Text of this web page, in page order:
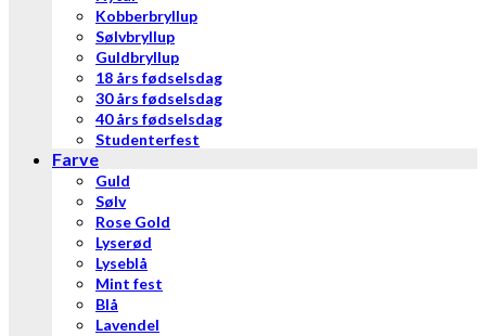
Kobberbryllup
Sølvbryllup
Guldbryllup
18 års fødselsdag
30 års fødselsdag
40 års fødselsdag
Studenterfest
Farve
Guld
Sølv
Rose Gold
Lyserød
Lyseblå
Mint fest
Blå
Lavendel